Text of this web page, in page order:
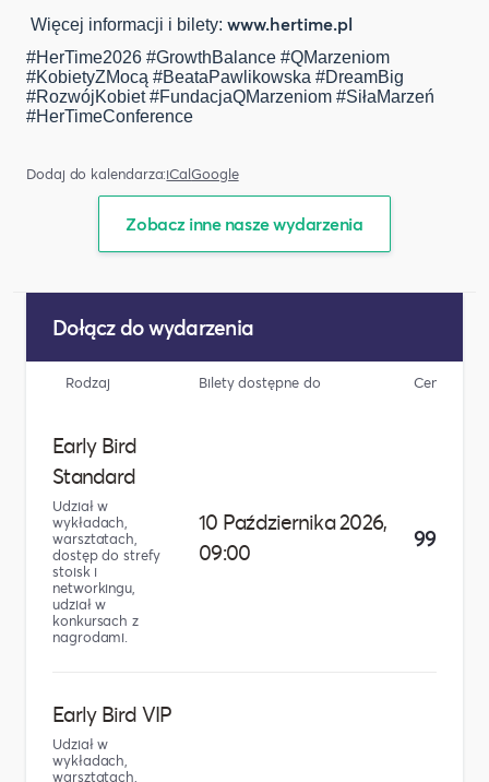
Więcej informacji i bilety: www.hertime.pl
#HerTime2026 #GrowthBalance #QMarzeniom
#KobietyZMocą #BeataPawlikowska #DreamBig
#RozwójKobiet #FundacjaQMarzeniom #SiłaMarzeń
#HerTimeConference
Dodaj do kalendarza:iCalGoogle
Zobacz inne nasze wydarzenia
Dołącz do wydarzenia
Rodzaj Bilety dostępne do Cena
Early Bird
Standard
Udział w
wykładach,
warsztatach,
dostęp do strefy
stoisk i
networkingu,
udział w
konkursach z
nagrodami.
10 Października 2026,
09:00
99,00 zł
Early Bird VIP
Udział w
wykładach,
warsztatach,